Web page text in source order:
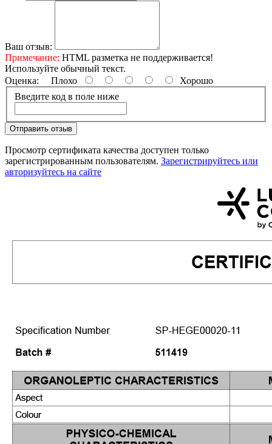
Ваш отзыв:
Примечание: HTML разметка не поддерживается!
Используйте обычный текст.
Оценка: Плохо
Хорошо
Введите код в поле ниже
Отправить отзыв
Просмотр сертификата качества доступен только
зарегистрированным пользователям. Зарегистрируйтесь или
авторизуйтесь на сайте